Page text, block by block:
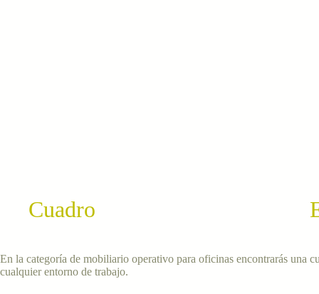
Cuadro
En la categoría de mobiliario operativo para oficinas encontrarás una
cualquier entorno de trabajo.